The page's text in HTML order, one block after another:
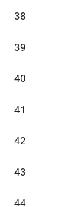
38
39
40
41
42
43
44